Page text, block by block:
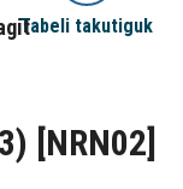
Tabeli takutiguk
[NRN02]